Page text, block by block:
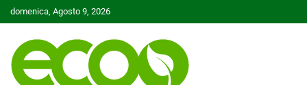
Skip
to
domenica, Agosto 9, 2026